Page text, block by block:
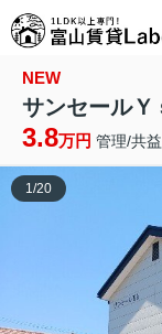
NEW
サンセールＹ
3.8万円 管理/共
1/20